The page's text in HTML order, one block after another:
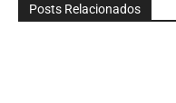
Posts Relacionados